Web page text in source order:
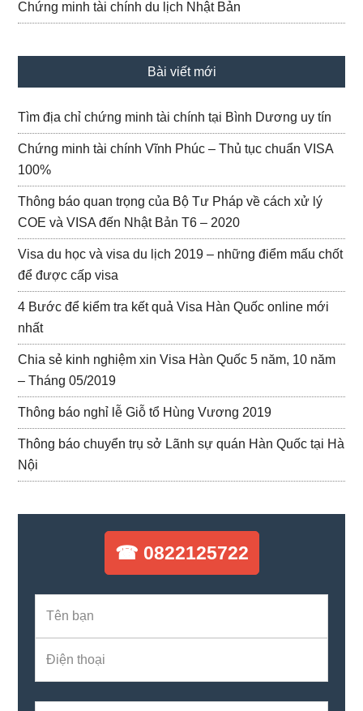
Chứng minh tài chính du lịch Nhật Bản
Bài viết mới
Tìm địa chỉ chứng minh tài chính tại Bình Dương uy tín
Chứng minh tài chính Vĩnh Phúc – Thủ tục chuẩn VISA
100%
Thông báo quan trọng của Bộ Tư Pháp về cách xử lý
COE và VISA đến Nhật Bản T6 – 2020
Visa du học và visa du lịch 2019 – những điểm mấu chốt
để được cấp visa
4 Bước để kiểm tra kết quả Visa Hàn Quốc online mới
nhất
Chia sẻ kinh nghiệm xin Visa Hàn Quốc 5 năm, 10 năm
– Tháng 05/2019
Thông báo nghỉ lễ Giỗ tổ Hùng Vương 2019
Thông báo chuyển trụ sở Lãnh sự quán Hàn Quốc tại Hà
Nội
☎ 0822125722